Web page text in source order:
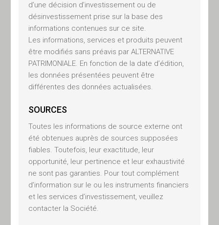
ACTIFS
RÉELS
Immobilier, Forêt,
Métaux précieux,
Infrastructures
MODE DE
GESTION
investissement,
d’une décision d’investissement ou de
désinvestissement prise sur la base des
informations contenues sur ce site.
Les informations, services et produits peuvent
être modifiés sans préavis par ALTERNATIVE
PATRIMONIALE. En fonction de la date d’édition,
les données présentées peuvent être
différentes des données actualisées.
SOURCES
Toutes les informations de source externe ont
été obtenues auprès de sources supposées
fiables. Toutefois, leur exactitude, leur
opportunité, leur pertinence et leur exhaustivité
ne sont pas garanties. Pour tout complément
d’information sur le ou les instruments financiers
et les services d’investissement, veuillez
contacter la Société.